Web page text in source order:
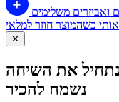
ואביזרים משלימים
כשהמוצר חוזר למלאי
✕
את השיחה
נשמח להכיר